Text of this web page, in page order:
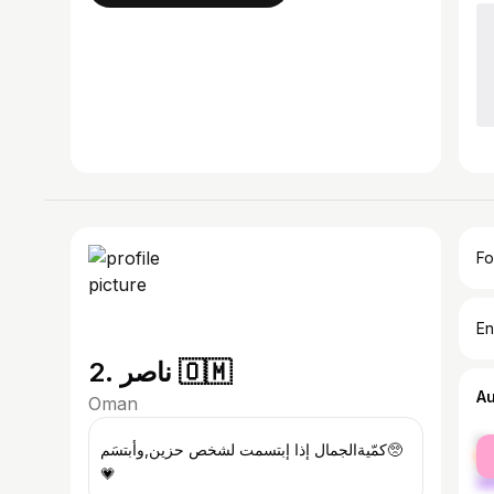
2. ناصر 🇴🇲
Oman
‏كمّيةالجمال إذا إبتسمت لشخص حزين,وأبتسَم🥺
💗